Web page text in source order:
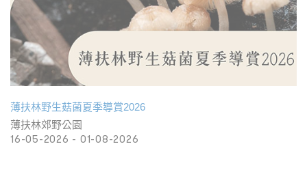
薄扶林野生菇菌夏季導賞2026
薄扶林郊野公園
16-05-2026 - 01-08-2026